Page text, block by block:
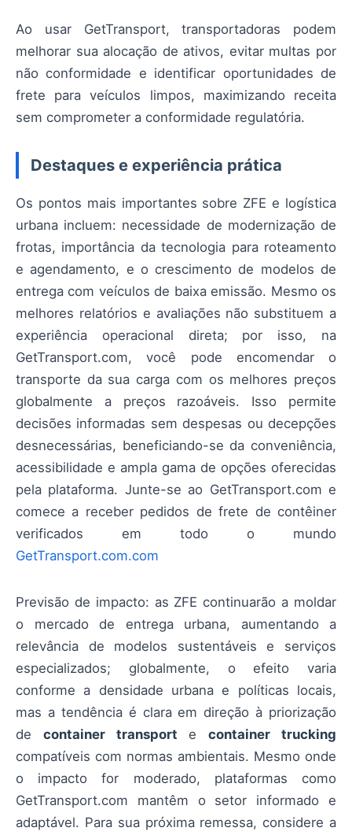
Ao usar GetTransport, transportadoras podem
melhorar sua alocação de ativos, evitar multas por
não conformidade e identificar oportunidades de
frete para veículos limpos, maximizando receita
sem comprometer a conformidade regulatória.
Destaques e experiência prática
Os pontos mais importantes sobre ZFE e logística
urbana incluem: necessidade de modernização de
frotas, importância da tecnologia para roteamento
e agendamento, e o crescimento de modelos de
entrega com veículos de baixa emissão. Mesmo os
melhores relatórios e avaliações não substituem a
experiência operacional direta; por isso, na
GetTransport.com, você pode encomendar o
transporte da sua carga com os melhores preços
globalmente a preços razoáveis. Isso permite
decisões informadas sem despesas ou decepções
desnecessárias, beneficiando-se da conveniência,
acessibilidade e ampla gama de opções oferecidas
pela plataforma. Junte-se ao GetTransport.com e
comece a receber pedidos de frete de contêiner
verificados em todo o mundo
GetTransport.com.com
Previsão de impacto: as ZFE continuarão a moldar
o mercado de entrega urbana, aumentando a
relevância de modelos sustentáveis e serviços
especializados; globalmente, o efeito varia
conforme a densidade urbana e políticas locais,
mas a tendência é clara em direção à priorização
de container transport econtainer trucking
compatíveis com normas ambientais. Mesmo onde
o impacto for moderado, plataformas como
GetTransport.com mantêm o setor informado e
adaptável. Para sua próxima remessa, considere a